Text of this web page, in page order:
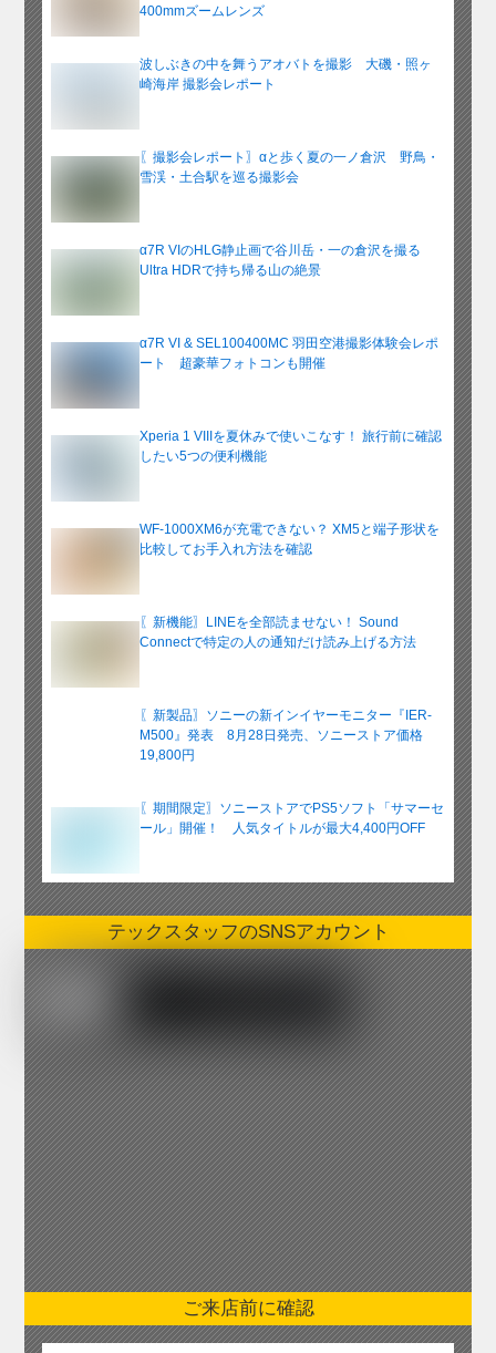
400mmズームレンズ
波しぶきの中を舞うアオバトを撮影 大磯・照ヶ
崎海岸 撮影会レポート
〖撮影会レポート〗αと歩く夏の一ノ倉沢 野鳥・
雪渓・土合駅を巡る撮影会
α7R VIのHLG静止画で谷川岳・一の倉沢を撮る
Ultra HDRで持ち帰る山の絶景
α7R VI & SEL100400MC 羽田空港撮影体験会レポ
ート 超豪華フォトコンも開催
Xperia 1 VIIIを夏休みで使いこなす！ 旅行前に確認
したい5つの便利機能
WF-1000XM6が充電できない？ XM5と端子形状を
比較してお手入れ方法を確認
〖新機能〗LINEを全部読ませない！ Sound
Connectで特定の人の通知だけ読み上げる方法
〖新製品〗ソニーの新インイヤーモニター『IER-
M500』発表 8月28日発売、ソニーストア価格
19,800円
〖期間限定〗ソニーストアでPS5ソフト「サマーセ
ール」開催！ 人気タイトルが最大4,400円OFF
テックスタッフのSNSアカウント
ご来店前に確認